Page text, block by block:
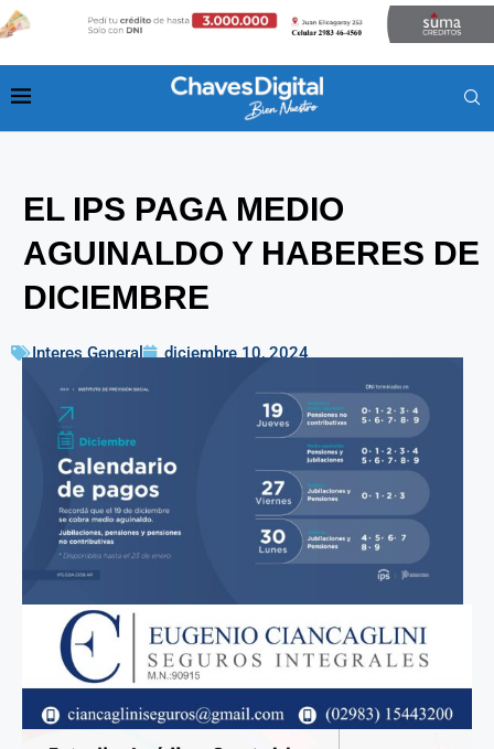
EL IPS PAGA MEDIO
AGUINALDO Y HABERES DE
DICIEMBRE
Interes General diciembre 10, 2024